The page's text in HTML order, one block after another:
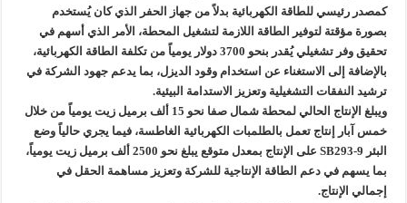
كمصدر رئيسي للطاقة الكهربائية بدلاً من جهاز الحفر الذي كان يُستخدم
بصورة مؤقتة لتوفير الطاقة اللازمة لتشغيل المحطة، الأمر الذي أسهم في
تحقيق وفر تشغيلي يُقدر بنحو 3700 دولار يومياً من تكلفة الطاقة الكهربائية،
بالإضافة إلى الاستغناء عن استخدام وقود الديزل، بما يدعم جهود الشركة في
ترشيد النفقات التشغيلية وتعزيز الاستدامة البيئية.
ويبلغ الإنتاج الحالي لمحطة شمال صفا نحو 15 ألف برميل زيت يومياً من خلال
خمس آبار إنتاج تعمل بالطلمبات الكهربائية الغاطسة، فيما يجري حالياً وضع
البئر SB293-9 على الإنتاج بمعدل متوقع يبلغ نحو 2500 ألف برميل زيت يومياً،
بما يسهم في دعم الطاقة الإنتاجية للشركة وتعزيز مساهمة الحقل في
إجمالي الإنتاج.